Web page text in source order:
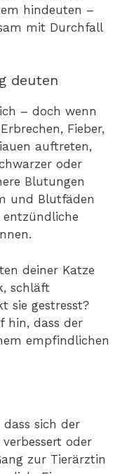
hindeuten –
mit Durchfall
deuten
– doch wenn
Fieber,
auftreten,
oder
Blutungen
und Blutfäden
deiner Katze
schläft
sie gestresst?
hin, dass der
empfindlichen
sich der
oder
zur Tierärztin